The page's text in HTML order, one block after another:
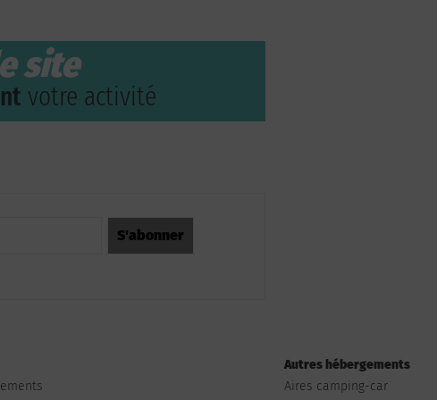
site
votre activité
Autres hébergements
Aires camping-car